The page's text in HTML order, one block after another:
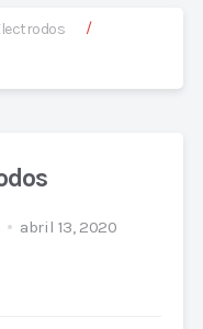
/
abril 13, 2020